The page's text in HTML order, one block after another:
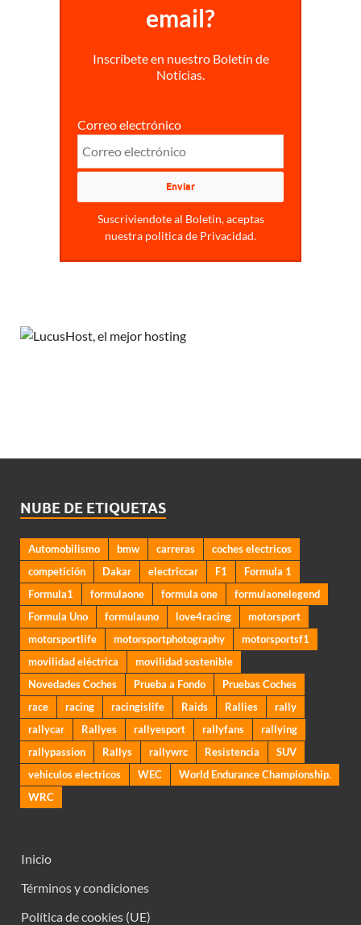
email?
Inscríbete en nuestro Boletín de
Noticias.
Correo electrónico
Suscriviendote al Boletin, aceptas
nuestra politica de Privacidad.
NUBE DE ETIQUETAS
Automobilismo bmw carreras
coches electricos
competición
Dakar electriccar F1
Formula 1
Formula1
formulaone formula one
formulaonelegend
Formula Uno
formulauno love4racing
motorsport
motorsportlife
motorsportphotography
motorsportsf1
movilidad eléctrica
movilidad sostenible
Novedades Coches
Prueba a Fondo
Pruebas Coches
race
racing racingislife Raids Rallies
rally
rallycar
Rallyes rallyesport rallyfans
rallying
rallypassion
Rallys rallywrc Resistencia
SUV
vehiculos electricos
WEC
World Endurance Championship.
WRC
Inicio
Términos y condiciones
Política de cookies (UE)